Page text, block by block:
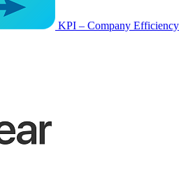
KPI – Company Efficiency